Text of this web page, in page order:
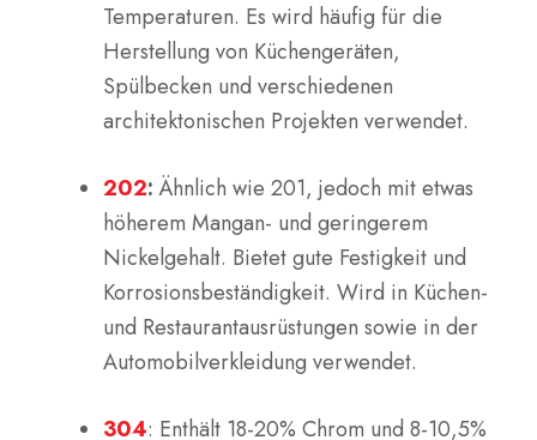
Temperaturen. Es wird häufig für die
Herstellung von Küchengeräten,
Spülbecken und verschiedenen
architektonischen Projekten verwendet.
202:Ähnlich wie 201, jedoch mit etwas
höherem Mangan- und geringerem
Nickelgehalt. Bietet gute Festigkeit und
Korrosionsbeständigkeit. Wird in Küchen-
und Restaurantausrüstungen sowie in der
Automobilverkleidung verwendet.
304: Enthält 18-20% Chrom und 8-10,5%